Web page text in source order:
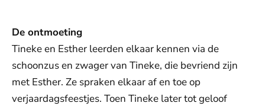
De ontmoeting
Tineke en Esther leerden elkaar kennen via de
schoonzus en zwager van Tineke, die bevriend zijn
met Esther. Ze spraken elkaar af en toe op
verjaardagsfeestjes. Toen Tineke later tot geloof